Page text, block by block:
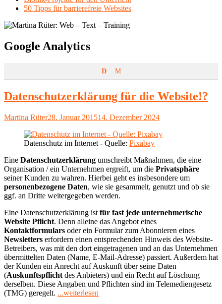
50 Tipps für barrierefreie Websites
Schlagwort:
Google Analytics
D M
Datenschutzerklärung für die Website!?
Autor
Martina RüterVeröffentlicht
28. Januar 201514. Dezember 2024
Datenschutz im Internet - Quelle: Pixabay
Eine Datenschutzerklärung umschreibt Maßnahmen, die eine
Organisation / ein Unternehmen ergreift, um die Privatsphäre
seiner Kunden zu wahren. Hierbei geht es insbesondere um
personenbezogene Daten, wie sie gesammelt, genutzt und ob sie
ggf. an Dritte weitergegeben werden.
Eine Datenschutzerklärung ist für fast jede unternehmerische
Website Pflicht. Denn alleine das Angebot eines
Kontaktformulars oder ein Formular zum Abonnieren eines
Newsletters erfordern einen entsprechenden Hinweis des Website-
Betreibers, was mit den dort eingetragenen und an das Unternehmen
übermittelten Daten (Name, E-Mail-Adresse) passiert. Außerdem hat
der Kunden ein Anrecht auf Auskunft über seine Daten
(Auskunftspflicht des Anbieters) und ein Recht auf Löschung
derselben. Diese Angaben und Pflichten sind im Telemediengesetz
(TMG) geregelt. ...weiterlesen